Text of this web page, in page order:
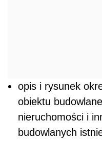
opis i rysunek
obiektu
nieruchomości i
budowlanych